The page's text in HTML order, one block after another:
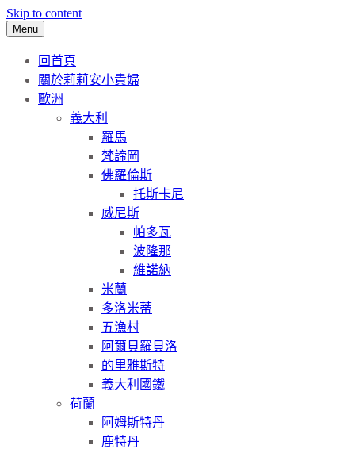
Skip to content
Menu
回首頁
關於莉莉安小貴婦
歐洲
義大利
羅馬
梵諦岡
佛羅倫斯
托斯卡尼
威尼斯
帕多瓦
波隆那
維諾納
米蘭
多洛米蒂
五漁村
阿爾貝羅貝洛
的里雅斯特
義大利國鐵
荷蘭
阿姆斯特丹
鹿特丹